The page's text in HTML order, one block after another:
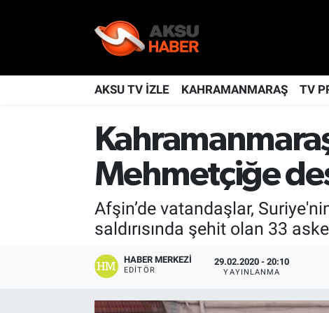
AKSU TV İZLE KAHRAMANMARAŞ TV
Mehmetçiğe
Afşin’de vatandaşlar,
saldırısında şehit olan 33
HABER MERKEZI
EDITÖR
29.02.2020 - 20:10
YAYINLANMA
KAHRAMANMARAŞ
Nöbetçi Eczaneler
Hava Durumu
Kahramanmaraş Namaz Vakitleri
Trafik Durumu
TFF 2.Lig Kırmızı Grup Puan Durumu ve Fikstür
Tüm Manşetler
Son Dakika Haberleri
Haber Arşivi